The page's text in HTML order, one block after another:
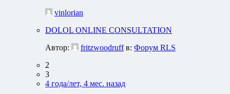
vinlorian
DOLOL ONLINE CONSULTATION
Автор:
fritzwoodruff в: Форум RLS
2
3
4 года/лет, 4 мес. назад